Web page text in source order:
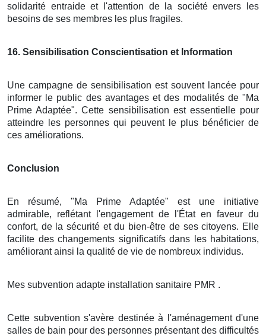
solidarité entraide et l'attention de la société envers les
besoins de ses membres les plus fragiles.
16. Sensibilisation Conscientisation et Information
Une campagne de sensibilisation est souvent lancée pour
informer le public des avantages et des modalités de "Ma
Prime Adaptée". Cette sensibilisation est essentielle pour
atteindre les personnes qui peuvent le plus bénéficier de
ces améliorations.
Conclusion
En résumé, "Ma Prime Adaptée" est une initiative
admirable, reflétant l'engagement de l'État en faveur du
confort, de la sécurité et du bien-être de ses citoyens. Elle
facilite des changements significatifs dans les habitations,
améliorant ainsi la qualité de vie de nombreux individus.
Mes subvention adapte installation sanitaire PMR .
Cette subvention s'avère destinée à l'aménagement d'une
salles de bain pour des personnes présentant des difficultés